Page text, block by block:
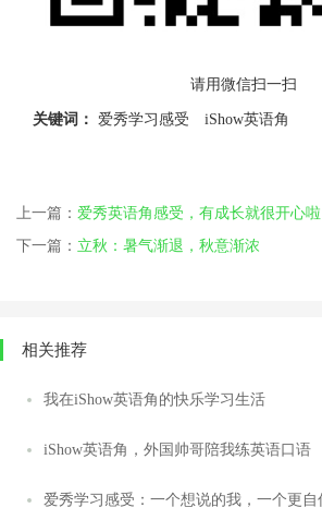
请用微信扫一扫
关键词： 爱秀学习感受 iShow英语角
上一篇： 爱秀英语角感受，有成长就很开心啦
下一篇： 立秋：暑气渐退，秋意渐浓
相关推荐
我在iShow英语角的快乐学习生活
iShow英语角，外国帅哥陪我练英语口语
爱秀学习感受：一个想说的我，一个更自